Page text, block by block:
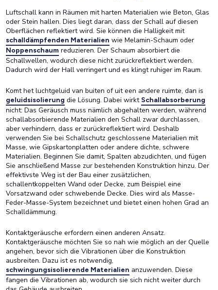
Luftschall kann in Räumen mit harten Materialien wie Beton, Glas
oder Stein hallen. Dies liegt daran, dass der Schall auf diesen
Oberflächen reflektiert wird. Sie können die Halligkeit mit
schalldämpfenden Materialien wie Melamin-Schaum oder
Noppenschaum reduzieren. Der Schaum absorbiert die
Schallwellen, wodurch diese nicht zurückreflektiert werden.
Dadurch wird der Hall verringert und es klingt ruhiger im Raum.
Komt het luchtgeluid van buiten of uit een andere ruimte, dan is
geluidsisolierung die Lösung. Dabei wirkt Schallabsorberung
nicht: Das Geräusch muss nämlich abgehalten werden, während
schallabsorbierende Materialien den Schall zwar durchlassen,
aber verhindern, dass er zurückreflektiert wird. Deshalb
verwenden Sie bei Schallschutz geschlossene Materialien mit
Masse, wie Gipskartonplatten oder andere dichte, schwere
Materialien. Beginnen Sie damit, Spalten abzudichten, und fügen
Sie anschließend Masse zur bestehenden Konstruktion hinzu. Der
effektivste Weg ist der Bau einer zusätzlichen,
schallentkoppelten Wand oder Decke, zum Beispiel eine
Vorsatzwand oder schwebende Decke. Dies wird als Masse-
Feder-Masse-System bezeichnet und bietet einen hohen Grad an
Schalldämmung.
Kontaktgeräusche erfordern einen anderen Ansatz.
Kontaktgeräusche möchten Sie so nah wie möglich an der Quelle
angehen, bevor sich die Vibrationen über die Konstruktion
ausbreiten. Dazu ist es notwendig,
schwingungsisolierende Materialien anzuwenden. Diese
fangen die Vibrationen ab, wodurch sie sich nicht weiter durch